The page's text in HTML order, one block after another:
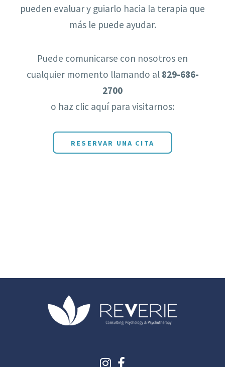
pueden evaluar y guiarlo hacia la terapia que
más le puede ayudar.
Puede comunicarse con nosotros en
cualquier momento llamando al 829-686-
2700
o haz clic aquí para visitarnos:
RESERVAR UNA CITA